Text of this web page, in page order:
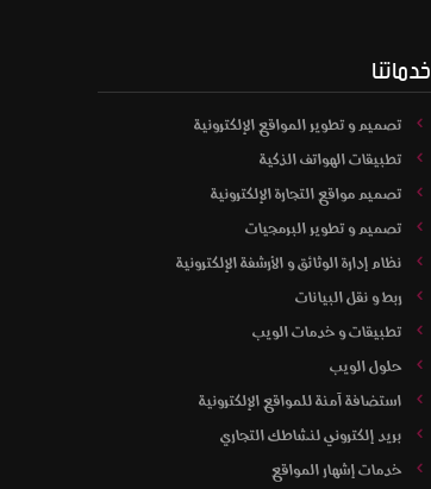
خدماتنا
تصميم و تطوير المواقع الإلكترونية
تطبيقات الهواتف الذكية
تصميم مواقع التجارة الإلكترونية
تصميم و تطوير البرمجيات
نظام إدارة الوثائق و الأرشفة الإلكترونية
ربط و نقل البيانات
تطبيقات و خدمات الويب
حلول الويب
استضافة آمنة للمواقع الإلكترونية
بريد إلكتروني لنشاطك التجاري
خدمات إشهار المواقع